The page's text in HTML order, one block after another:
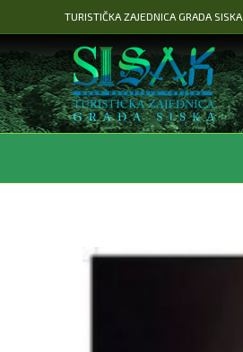
na
sadržaj
TURISTIČKA ZAJEDNICA GRADA SISKA